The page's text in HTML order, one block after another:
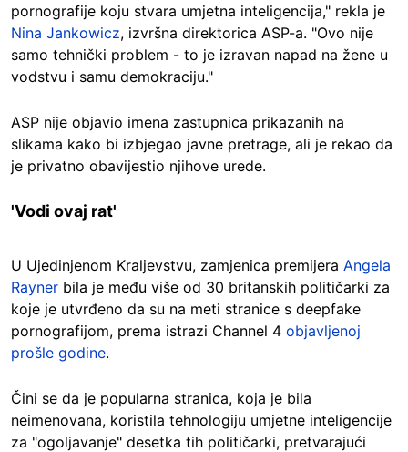
pornografije koju stvara umjetna inteligencija," rekla je
Nina Jankowicz, izvršna direktorica ASP-a. "Ovo nije
samo tehnički problem - to je izravan napad na žene u
vodstvu i samu demokraciju."
ASP nije objavio imena zastupnica prikazanih na
slikama kako bi izbjegao javne pretrage, ali je rekao da
je privatno obavijestio njihove urede.
'Vodi ovaj rat'
U Ujedinjenom Kraljevstvu, zamjenica premijera Angela
Rayner bila je među više od 30 britanskih političarki za
koje je utvrđeno da su na meti stranice s deepfake
pornografijom, prema istrazi Channel 4 objavljenoj
prošle godine.
Čini se da je popularna stranica, koja je bila
neimenovana, koristila tehnologiju umjetne inteligencije
za "ogoljavanje" desetka tih političarki, pretvarajući